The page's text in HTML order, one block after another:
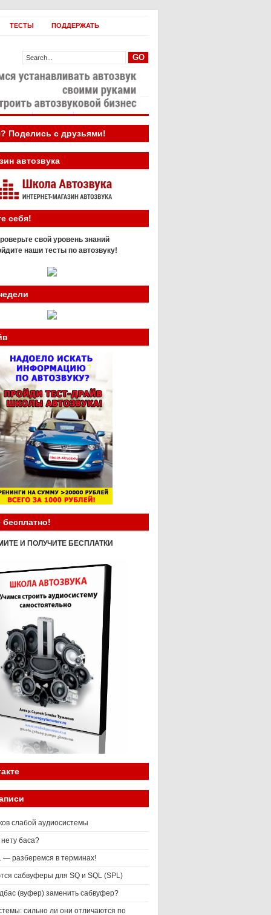
ТЕСТЫ ПОДДЕРЖАТЬ
Бизнес
Поделись с друзьями!
автозвука
себя!
свой уровень знаний
наши тесты по автозвуку!
бесплатно!
И ПОЛУЧИТЕ БЕСПЛАТКИ
слабой аудиосистемы
баса?
— разберемся в терминах!
сабвуферы для SQ и SQL (SPL)
(вуфер) заменить сабвуфер?
сильно ли они отличаются по